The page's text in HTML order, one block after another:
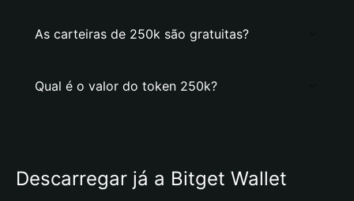
As carteiras de 250k são gratuitas?
Qual é o valor do token 250k?
Descarregar já a Bitget Wallet